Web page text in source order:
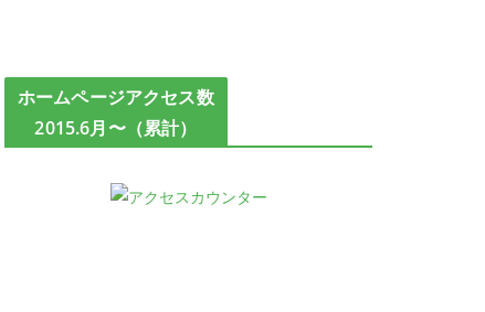
ホームページアクセス数
2015.6月〜（累計）